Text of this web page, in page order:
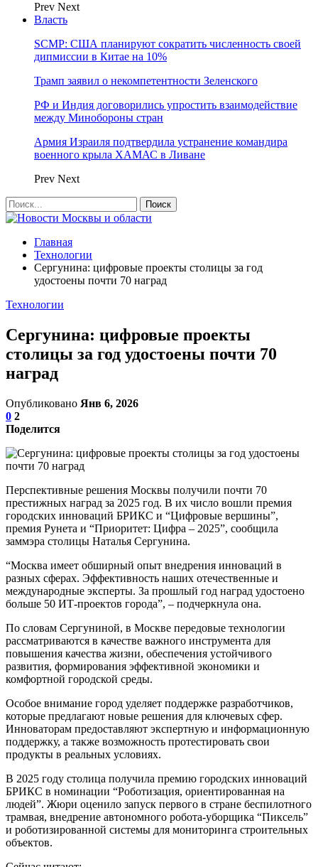
Prev Next
Власть
SCMP: США планируют сократить численность своей
дипмиссии в Китае на 10%
Трамп заявил о некомпетентности Зеленского
РФ и Индия договорились упростить взаимодействие
между Минобороны стран
Армия Израиля подтвердила устранение командира
военного крыла ХАМАС в Ливане
Prev Next
Главная
Технологии
Сергунина: цифровые проекты столицы за год
удостоены почти 70 наград
Технологии
Сергунина: цифровые проекты
столицы за год удостоены почти 70
наград
Опубликовано Янв 6, 2026
0 2
Поделится
Перспективные решения Москвы получили почти 70
престижных наград за 2025 год. В их число вошли премия
городских инноваций БРИКС и “Цифровые вершины”,
премия Рунета и “Приоритет: Цифра – 2025”, сообщила
заммэра столицы Наталья Сергунина.
“Москва имеет обширный опыт внедрения инноваций в
разных сферах. Эффективность наших отечественные и
международные эксперты. За прошлый год наград удостоено
больше 50 ИТ-проектов города”, – подчеркнула она.
По словам Сергуниной, в Москве передовые технологии
рассматриваются в качестве важного инструмента для
повышения качества жизни, обеспечения устойчивого
развития, формирования эффективной экономики и
комфортной городской среды.
Особое внимание город уделяет поддержке разработчиков,
которые предлагают новые решения для ключевых сфер.
Инноваторам предоставляют экспертную и информационную
поддержку, а также возможность протестировать свои
продукты в реальных условиях.
В 2025 году столица получила премию городских инноваций
БРИКС в номинации “Роботизация, ориентированная на
людей”. Жюри оценило запуск первого в стране беспилотного
трамвая, внедрение автономного робота-уборщика “Пиксель”
и роботизированной системы для мониторинга строительных
объектов.